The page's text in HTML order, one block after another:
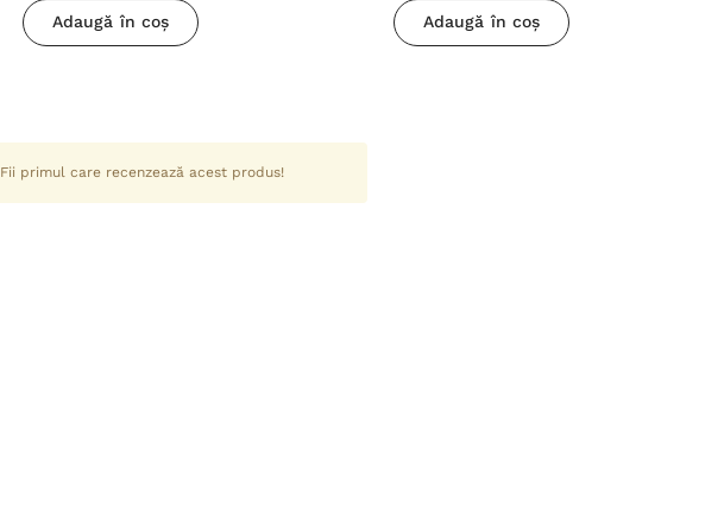
Adaugă în coș Adaugă în coș
primul care recenzează acest produs!